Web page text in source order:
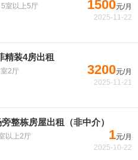
5室以上5厅
1500元/月
2025-11-22
精装4房出租
2厅
3200元/月
2025-11-21
整栋房屋出租（非中介）
以上2厅
1元/月
2025-10-22